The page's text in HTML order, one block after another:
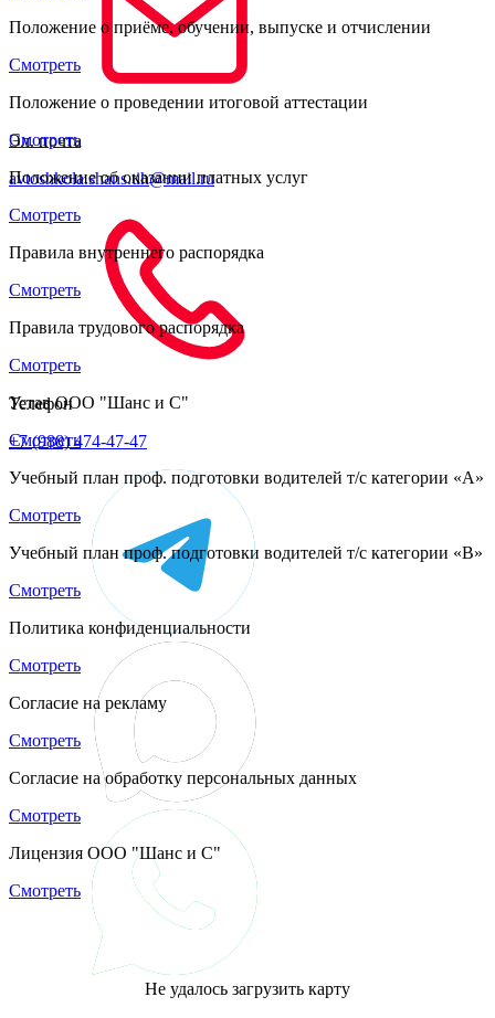
Положение о приёме, обучении, выпуске и отчислении
Смотреть
Положение о проведении итоговой аттестации
Смотреть
Положение об оказании платных услуг
Смотреть
Правила внутреннего распорядка
Смотреть
Правила трудового распорядка
Смотреть
Устав ООО "Шанс и С"
Смотреть
Учебный план проф. подготовки водителей т/с категории «A»
Смотреть
Учебный план проф. подготовки водителей т/с категории «B»
Смотреть
Политика конфиденциальности
Смотреть
Согласие на рекламу
Смотреть
Согласие на обработку персональных данных
Смотреть
Лицензия ООО "Шанс и С"
Смотреть
Эл. почта
avtoshkola.shans.tih@mail.ru
Телефон
+7 (988) 474-47-47